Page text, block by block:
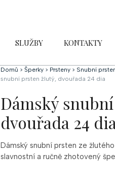
SLUŽBY KONTAKTY
Domů > Šperky > Prsteny > Snubní
snubní prsten žlutý, dvouřada 24 dia
Dámský
dvouřada 24
Dámský snubní prsten ze
slavnostní a ručně zhotovený